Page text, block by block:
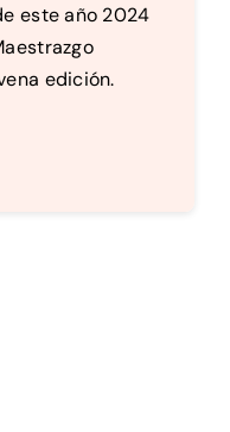
este año 2024
edición.